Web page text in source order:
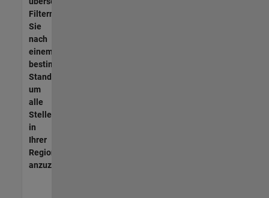
Filtern
Sie
nach
einem
bestimmten
Standort,
um
alle
Stellenangebote
in
Ihrer
Region
anzuzeigen.